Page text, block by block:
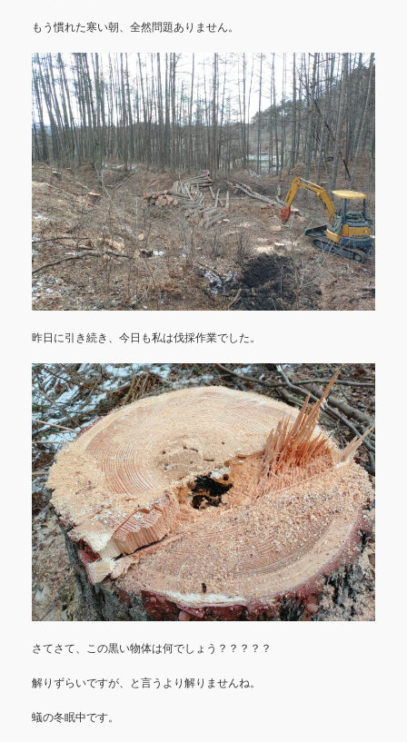
もう慣れた寒い朝、全然問題ありません。
昨日に引き続き、今日も私は伐採作業でした。
さてさて、この黒い物体は何でしょう？？？？？
解りずらいですが、と言うより解りませんね。
蟻の冬眠中です。